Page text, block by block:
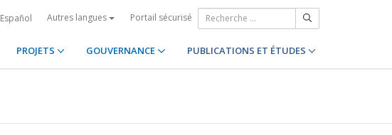
Español Autres langues Portail sécurisé
PROJETS GOUVERNANCE PUBLICATIONS ET ÉTUDES